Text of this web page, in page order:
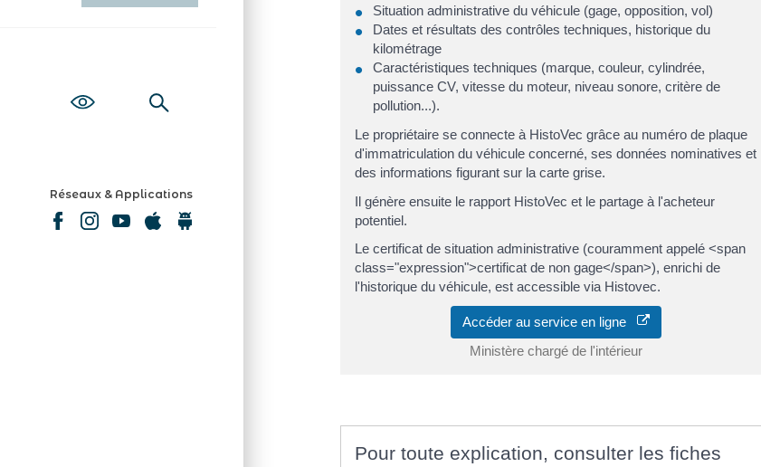
Réseaux & Applications
Situation administrative du véhicule (gage, opposition, vol)
Dates et résultats des contrôles techniques, historique du
kilométrage
Caractéristiques techniques (marque, couleur, cylindrée,
puissance CV, vitesse du moteur, niveau sonore, critère de
pollution...).
Le propriétaire se connecte à HistoVec grâce au numéro de plaque
d'immatriculation du véhicule concerné, ses données nominatives et
des informations figurant sur la carte grise.
Il génère ensuite le rapport HistoVec et le partage à l'acheteur
potentiel.
Le certificat de situation administrative (couramment appelé <span
class="expression">certificat de non gage</span>), enrichi de
l'historique du véhicule, est accessible via Histovec.
Accéder au service en ligne
Ministère chargé de l'intérieur
Pour toute explication, consulter les fiches